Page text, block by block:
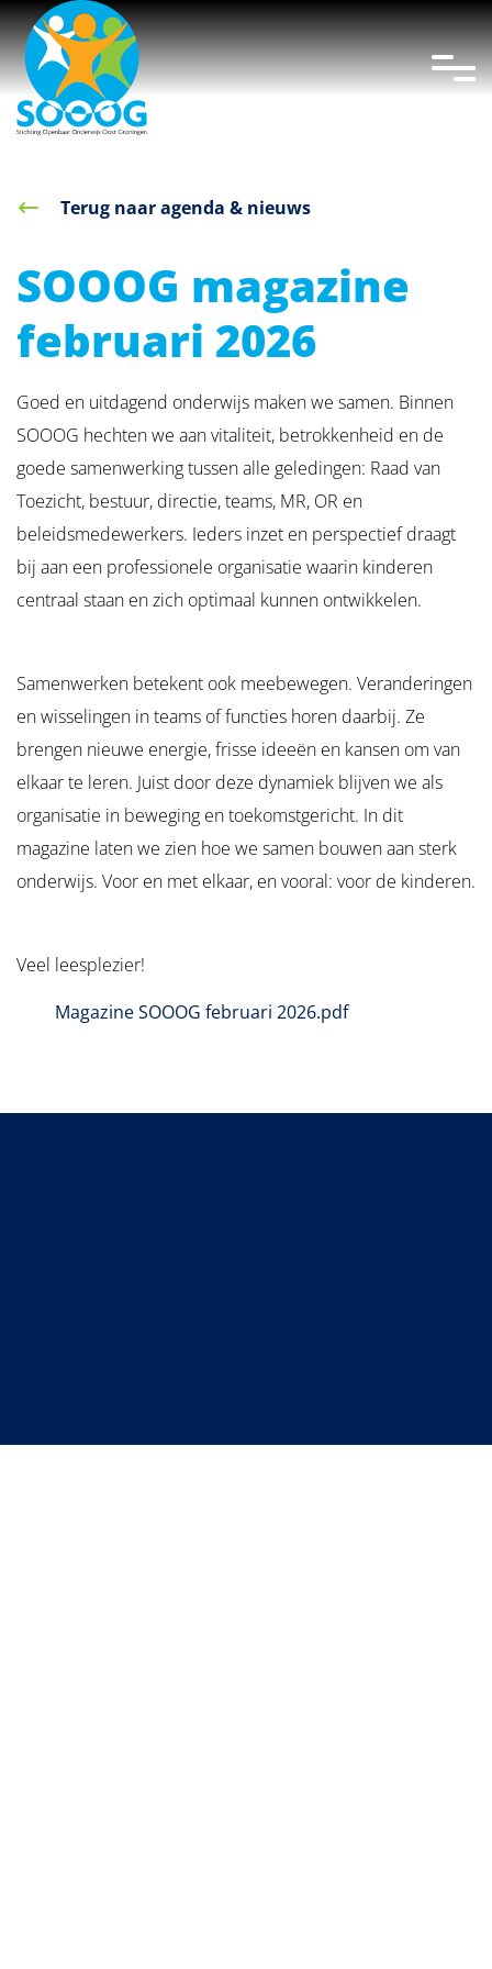
overslaan
Terug naar agenda & nieuws
SOOOG magazine
februari 2026
Goed en uitdagend onderwijs maken we samen. Binnen
SOOOG hechten we aan vitaliteit, betrokkenheid en de
goede samenwerking tussen alle geledingen: Raad van
Toezicht, bestuur, directie, teams, MR, OR en
beleidsmedewerkers. Ieders inzet en perspectief draagt
bij aan een professionele organisatie waarin kinderen
centraal staan en zich optimaal kunnen ontwikkelen.
Samenwerken betekent ook meebewegen. Veranderingen
en wisselingen in teams of functies horen daarbij. Ze
brengen nieuwe energie, frisse ideeën en kansen om van
elkaar te leren. Juist door deze dynamiek blijven we als
organisatie in beweging en toekomstgericht. In dit
magazine laten we zien hoe we samen bouwen aan sterk
onderwijs. Voor en met elkaar, en vooral: voor de kinderen.
Veel leesplezier!
PDF Bestand
Magazine SOOOG februari 2026.pdf